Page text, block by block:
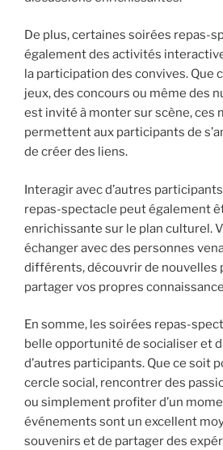
De plus, certaines soirées repas-
également des activités
la participation des convives. Que
jeux, des concours ou même des
est invité à monter sur scène, ces
permettent aux participants de
de créer des liens.
Interagir avec d’autres
repas-spectacle peut également
enrichissante sur le plan culturel.
échanger avec des personnes
différents, découvrir de nouvelles
partager vos propres
En somme, les soirées repas-
belle opportunité de socialiser et
d’autres participants. Que ce soit
cercle social, rencontrer des
ou simplement profiter d’un
événements sont un excellent
souvenirs et de partager des